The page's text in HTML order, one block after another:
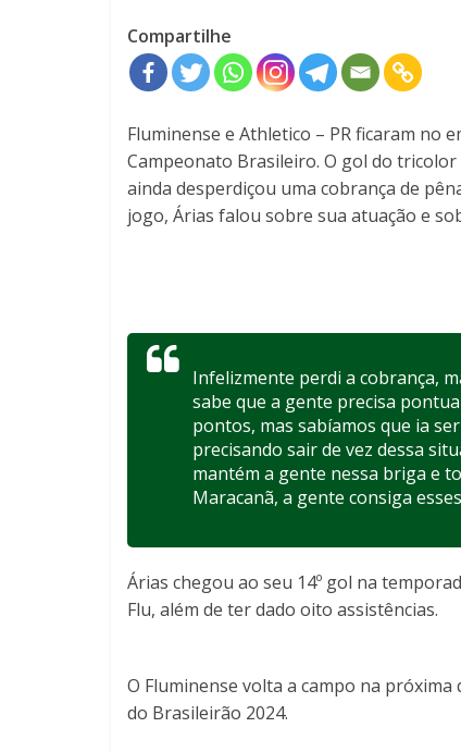
Compartilhe
Fluminense e Athletico – PR ficaram no
Campeonato Brasileiro. O gol do
ainda desperdiçou uma cobrança de
jogo, Árias falou sobre sua atuação e
Infelizmente perdi a cobrança,
sabe que a gente precisa
pontos, mas sabíamos que ia
precisando sair de vez dessa
mantém a gente nessa briga e
Maracanã, a gente consiga
Árias chegou ao seu 14º gol na
Flu, além de ter dado oito assistências.
O Fluminense volta a campo na
do Brasileirão 2024.